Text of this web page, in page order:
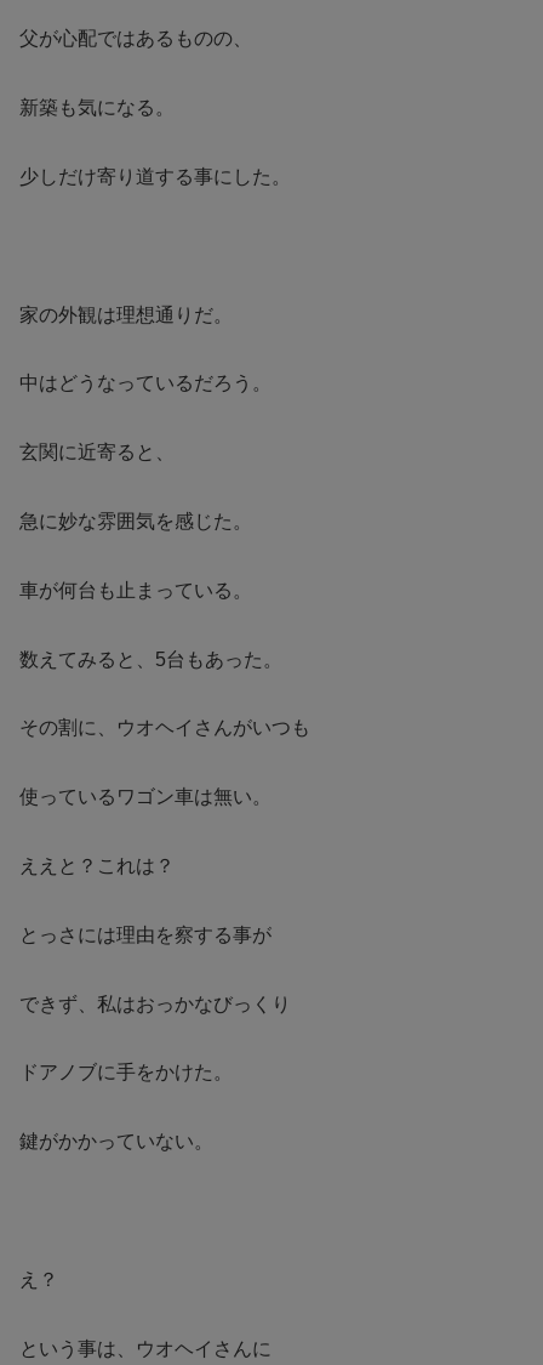
父が心配ではあるものの、
新築も気になる。
少しだけ寄り道する事にした。
家の外観は理想通りだ。
中はどうなっているだろう。
玄関に近寄ると、
急に妙な雰囲気を感じた。
車が何台も止まっている。
数えてみると、5台もあった。
その割に、ウオヘイさんがいつも
使っているワゴン車は無い。
ええと？これは？
とっさには理由を察する事が
できず、私はおっかなびっくり
ドアノブに手をかけた。
鍵がかかっていない。
え？
という事は、ウオヘイさんに